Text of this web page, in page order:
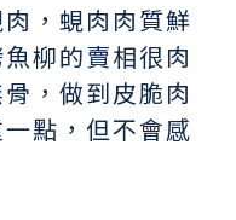
，蜆肉肉質鮮
柳的賣相很肉
，做到皮脆肉
點，但不會感